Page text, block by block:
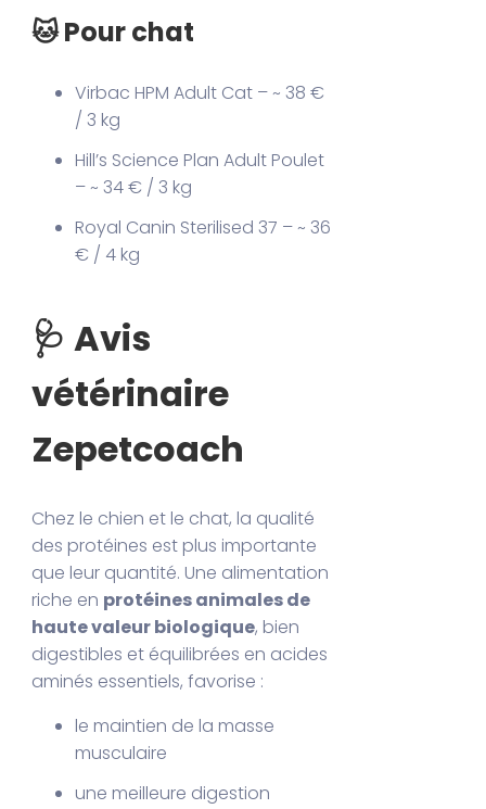
🐱 Pour chat
Virbac HPM Adult Cat – ~ 38 €
/ 3 kg
Hill’s Science Plan Adult Poulet
– ~ 34 € / 3 kg
Royal Canin Sterilised 37 – ~ 36
€ / 4 kg
🩺 Avis
vétérinaire
Zepetcoach
Chez le chien et le chat, la qualité
des protéines est plus importante
que leur quantité. Une alimentation
riche en protéines animales de
haute valeur biologique, bien
digestibles et équilibrées en acides
aminés essentiels, favorise :
le maintien de la masse
musculaire
une meilleure digestion